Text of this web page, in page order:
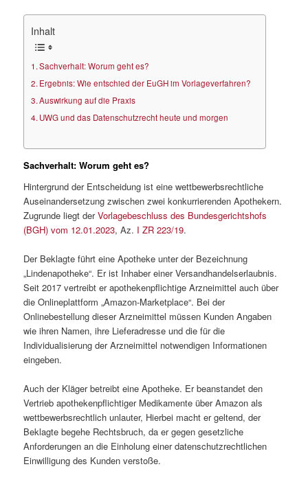
Inhalt
Sachverhalt: Worum geht es?
Ergebnis: Wie entschied der EuGH im Vorlageverfahren?
Auswirkung auf die Praxis
UWG und das Datenschutzrecht heute und morgen
Sachverhalt: Worum geht es?
Hintergrund der Entscheidung ist eine wettbewerbsrechtliche
Auseinandersetzung zwischen zwei konkurrierenden Apothekern.
Zugrunde liegt derVorlagebeschluss des Bundesgerichtshofs
(BGH) vom 12.01.2023, Az. I ZR 223/19.
Der Beklagte führt eine Apotheke unter der Bezeichnung
„Lindenapotheke“. Er ist Inhaber einer Versandhandelserlaubnis.
Seit 2017 vertreibt er apothekenpflichtige Arzneimittel auch über
die Onlineplattform „Amazon-Marketplace“. Bei der
Onlinebestellung dieser Arzneimittel müssen Kunden Angaben
wie ihren Namen, ihre Lieferadresse und die für die
Individualisierung der Arzneimittel notwendigen Informationen
eingeben.
Auch der Kläger betreibt eine Apotheke. Er beanstandet den
Vertrieb apothekenpflichtiger Medikamente über Amazon als
wettbewerbsrechtlich unlauter, Hierbei macht er geltend, der
Beklagte begehe Rechtsbruch, da er gegen gesetzliche
Anforderungen an die Einholung einer datenschutzrechtlichen
Einwilligung des Kunden verstoße.